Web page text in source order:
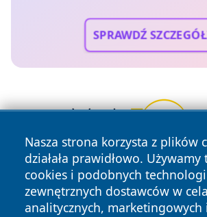
SPRAWDŹ
Nasza strona korzysta z plików
działała prawidłowo.
cookies i podobnych
zewnętrznych dostawców w
analitycznych, marketingowych i